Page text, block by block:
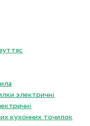
электричнi
кухонних точилок